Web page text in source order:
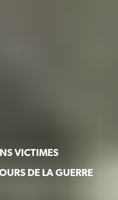
VICTIMES
DE LA GUERRE